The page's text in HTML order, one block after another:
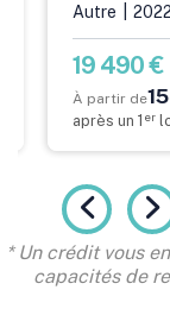
Autre
19 490 €
À partir de
après un 1 er
* Un crédit vous
capacités de